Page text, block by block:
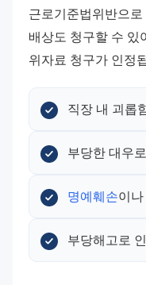
근로기준법위반으
배상도 청구할 수 있
위자료 청구가 인정
직장 내 괴롭
부당한 대우
명예훼손이
부당해고로